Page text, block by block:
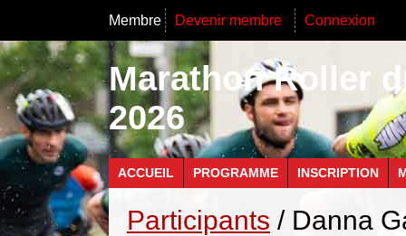
Membre Devenir membre Connexion
Marathon Roller
2026
ACCUEIL PROGRAMME INSCRIPTION
Participants / Danna